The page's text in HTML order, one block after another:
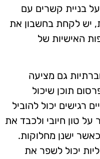
בניית קשרים עם
יש לקחת בחשבון את
האישיות של
גם מציעה
תוכן שיכול
רגישים יכול להוביל
טון חיובי ולכבד את
ישנן מחלוקות.
יכול לשפר את